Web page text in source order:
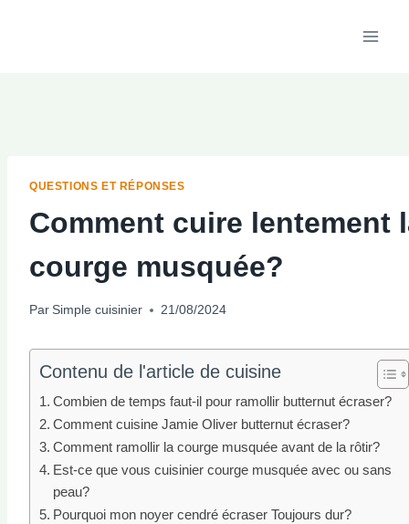
QUESTIONS ET RÉPONSES
Comment cuire lentement
courge musquée?
Par Simple cuisinier 21/08/2024
Contenu de l'article de cuisine
Combien de temps faut-il pour ramollir butternut écraser?
Comment cuisine Jamie Oliver butternut écraser?
Comment ramollir la courge musquée avant de la rôtir?
Est-ce que vous cuisinier courge musquée avec ou sans
peau?
Pourquoi mon noyer cendré écraser Toujours dur?